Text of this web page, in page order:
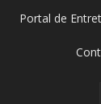
Portal de